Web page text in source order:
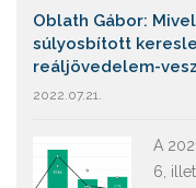
Oblath Gábor:
súlyosbított
reáljövedelem-
2022.07.21.
A
6,